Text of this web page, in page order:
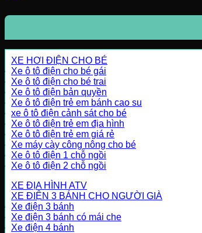
XE HƠI ĐIỆN CHO BÉ
Xe ô tô điện cho bé gái
Xe ô tô điện cho bé trai
Xe ô tô điện bản quyền
Xe ô tô điện trẻ em bánh cao su
xe ô tô điện cảnh sát cho bé
Xe ô tô điện trẻ em địa hình
Xe ô tô điện trẻ em giá rẻ
Xe máy cày công nông cho bé
Xe ô tô điện 1 chỗ ngồi
Xe ô tô điện 2 chỗ ngồi
XE ĐỊA HÌNH ATV
XE ĐIỆN 3 BÁNH CHO NGƯỜI GIÀ
Xe điện 3 bánh
Xe điện 3 bánh có mái che
Xe điện 4 bánh